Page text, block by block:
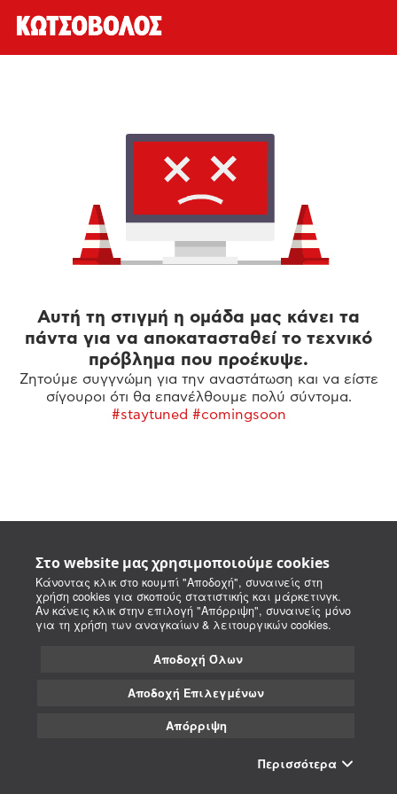
Στο website μας χρησιμοποιούμε cookies
Κάνοντας κλικ στο κουμπί "Αποδοχή", συναινείς στη
χρήση cookies για σκοπούς στατιστικής και μάρκετινγκ.
Αν κάνεις κλικ στην επιλογή "Απόρριψη", συναινείς μόνο
για τη χρήση των αναγκαίων & λειτουργικών cookies.
Αποδοχή Όλων
Αποδοχή Επιλεγμένων
Απόρριψη
Περισσότερα
Αυτή τη στιγμή η ομάδα μας κάνει τα
πάντα για να αποκατασταθεί το τεχνικό
πρόβλημα που προέκυψε.
Ζητούμε συγγνώμη για την αναστάτωση και να είστε
σίγουροι ότι θα επανέλθουμε πολύ σύντομα.
#staytuned #comingsoon